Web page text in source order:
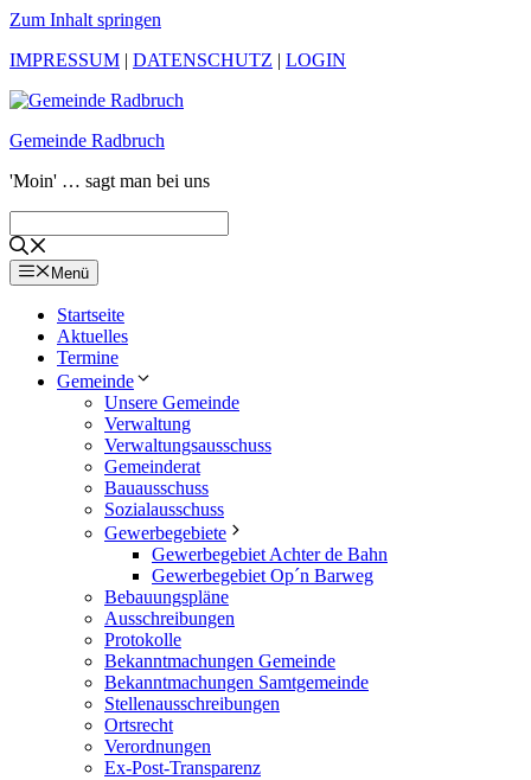
Zum Inhalt springen
IMPRESSUM | DATENSCHUTZ | LOGIN
Gemeinde Radbruch
'Moin' … sagt man bei uns
Menü
Startseite
Aktuelles
Termine
Gemeinde
Unsere Gemeinde
Verwaltung
Verwaltungsausschuss
Gemeinderat
Bauausschuss
Sozialausschuss
Gewerbegebiete
Gewerbegebiet Achter de Bahn
Gewerbegebiet Op´n Barweg
Bebauungspläne
Ausschreibungen
Protokolle
Bekanntmachungen Gemeinde
Bekanntmachungen Samtgemeinde
Stellenausschreibungen
Ortsrecht
Verordnungen
Ex-Post-Transparenz